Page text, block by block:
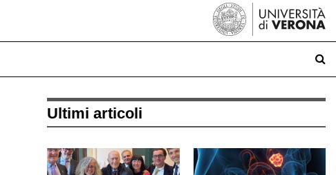
Ultimi articoli